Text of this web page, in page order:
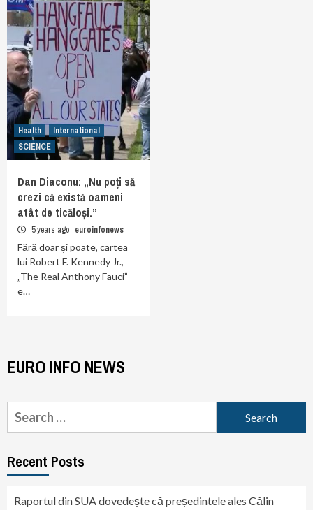
Health
International
SCIENCE
Dan Diaconu: „Nu poți să
crezi că există oameni
atât de ticăloși.”
5 years ago euroinfonews
Fără doar și poate, cartea
lui Robert F. Kennedy Jr.,
„The Real Anthony Fauci”
e…
EURO INFO NEWS
Search
for:
Recent Posts
Raportul din SUA dovedește că președintele ales Călin